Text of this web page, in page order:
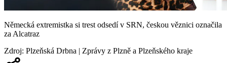
Německá extremistka si trest odsedí v SRN, českou věznici označila
za Alcatraz
Zdroj: Plzeňská Drbna | Zprávy z Plzně a Plzeňského kraje